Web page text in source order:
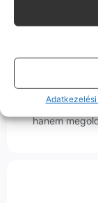
Hibázni emberi
Ha ritkán
hanem